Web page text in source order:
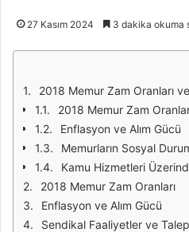
27 Kasım 2024 3 dakika okuma
2018 Memur Zam Oranları
2018 Memur Zam
Enflasyon ve Alım Gücü
Memurların Sosyal
Kamu Hizmetleri
2018 Memur Zam Oranları
Enflasyon ve Alım Gücü
Sendikal Faaliyetler ve